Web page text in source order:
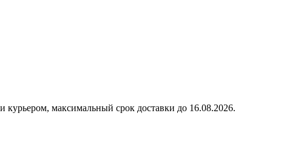
курьером, максимальный срок доставки до 16.08.2026.